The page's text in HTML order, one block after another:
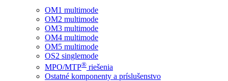
OM1 multimode
OM2 multimode
OM3 multimode
OM4 multimode
OM5 multimode
OS2 singlemode
MPO/MTP® ​ riešenia
Ostatné komponenty a príslušenstvo